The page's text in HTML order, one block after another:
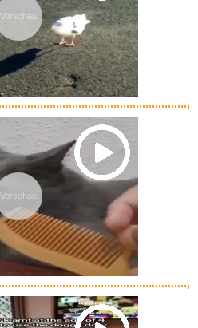
Anzeige
Anzeige
Tour/The
S...
Anzeige
Vorschau
Vorschau